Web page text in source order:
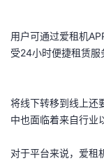
动
关
的
发
我
Programs
的
用户可通过爱租机
受24小时便捷租赁服
将线下转移到线上还
中也面临着来自行业
对于平台来说，爱租